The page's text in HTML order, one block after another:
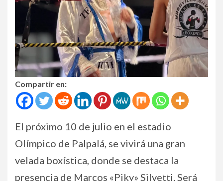
Compartir en:
El próximo 10 de julio en el estadio
Olímpico de Palpalá, se vivirá una gran
velada boxística, donde se destaca la
presencia de Marcos «Piky» Silvetti. Será